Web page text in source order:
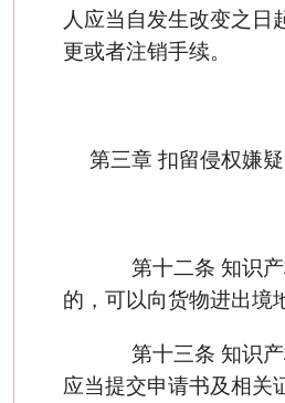
人应当自发生改变之日
更或者注销手续。
第三章 扣留侵权嫌
第十二条 知识产
的，可以向货物进出境
第十三条 知识产
应当提交申请书及相关